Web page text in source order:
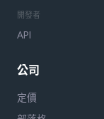
開發者
API
公司
定價